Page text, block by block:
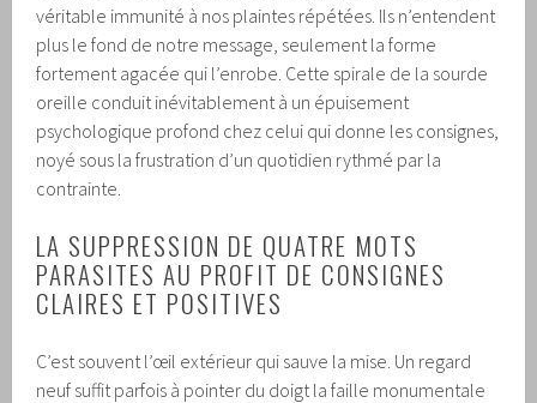
véritable immunité à nos plaintes répétées. Ils n’entendent
plus le fond de notre message, seulement la forme
fortement agacée qui l’enrobe. Cette spirale de la sourde
oreille conduit inévitablement à un épuisement
psychologique profond chez celui qui donne les consignes,
noyé sous la frustration d’un quotidien rythmé par la
contrainte.
LA SUPPRESSION DE QUATRE MOTS
PARASITES AU PROFIT DE CONSIGNES
CLAIRES ET POSITIVES
C’est souvent l’œil extérieur qui sauve la mise. Un regard
neuf suffit parfois à pointer du doigt la faille monumentale